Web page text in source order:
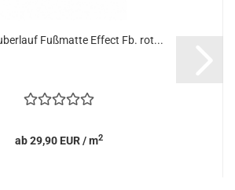
Fußmatte Effect Fb. rot...
ab 29,90 EUR / m2